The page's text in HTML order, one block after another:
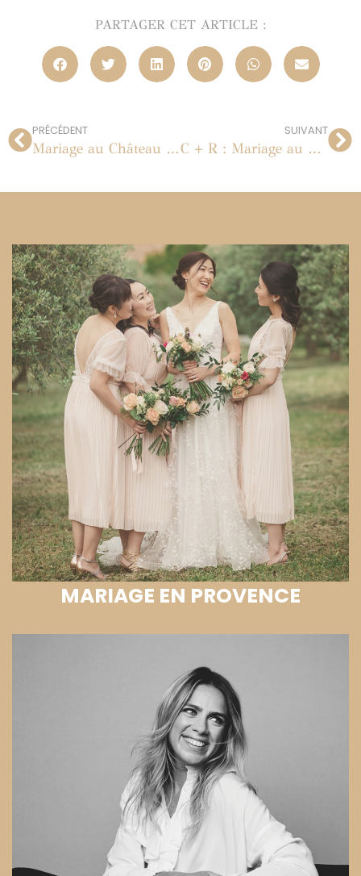
PARTAGER CET ARTICLE :
PRÉCÉDENT
Mariage au Château de Pontarmé
SUIVANT
C + R : Mariage au Château de Vallery
MARIAGE EN PROVENCE